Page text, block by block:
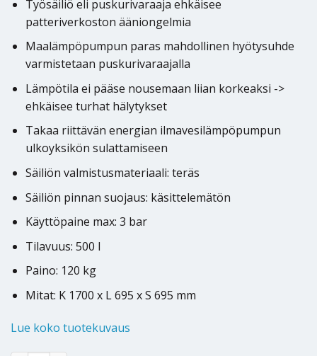
Työsäiliö eli puskurivaraaja ehkäisee
patteriverkoston ääniongelmia
Maalämpöpumpun paras mahdollinen hyötysuhde
varmistetaan puskurivaraajalla
Lämpötila ei pääse nousemaan liian korkeaksi ->
ehkäisee turhat hälytykset
Takaa riittävän energian ilmavesilämpöpumpun
ulkoyksikön sulattamiseen
Säiliön valmistusmateriaali: teräs
Säiliön pinnan suojaus: käsittelemätön
Käyttöpaine max: 3 bar
Tilavuus: 500 l
Paino: 120 kg
Mitat: K 1700 x L 695 x S 695 mm
Lue koko tuotekuvaus